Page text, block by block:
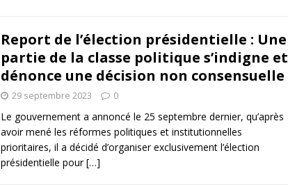
Report de l’élection présidentielle : Une
partie de la classe politique s’indigne et
dénonce une décision non consensuelle
29 septembre 2023 0
Le gouvernement a annoncé le 25 septembre dernier, qu’après
avoir mené les réformes politiques et institutionnelles
prioritaires, il a décidé d’organiser exclusivement l’élection
présidentielle pour[…]